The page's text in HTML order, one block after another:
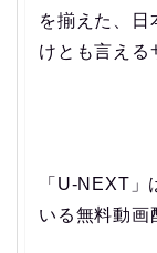
を揃えた、日
けとも言える
「U-NEXT
いる無料動画